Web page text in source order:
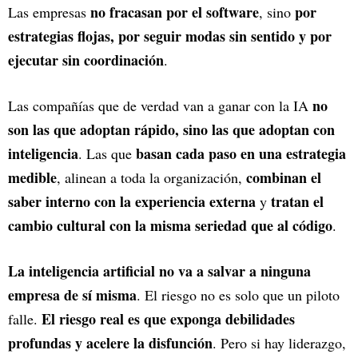
Las empresas no fracasan por el software, sino por
estrategias flojas, por seguir modas sin sentido y por
ejecutar sin coordinación.
Las compañías que de verdad van a ganar con la IA no
son las que adoptan rápido, sino las que adoptan con
inteligencia. Las que basan cada paso en una estrategia
medible, alinean a toda la organización, combinan el
saber interno con la experiencia externa y tratan el
cambio cultural con la misma seriedad que al código.
La inteligencia artificial no va a salvar a ninguna
empresa de sí misma. El riesgo no es solo que un piloto
falle. El riesgo real es que exponga debilidades
profundas y acelere la disfunción. Pero si hay liderazgo,